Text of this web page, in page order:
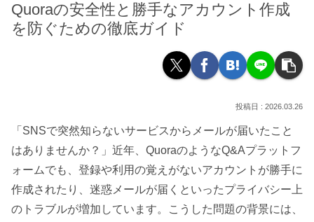
Quoraの安全性と勝手なアカウント作成
を防ぐための徹底ガイド
2026.03.26
「SNSで突然知らないサービスからメールが届いたこと
はありませんか？」近年、QuoraのようなQ&Aプラットフ
ォームでも、登録や利用の覚えがないアカウントが勝手に
作成されたり、迷惑メールが届くといったプライバシー上
のトラブルが増加しています。こうした問題の背景には、